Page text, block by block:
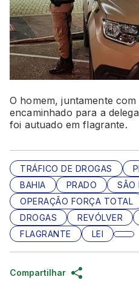
O homem, juntamente
encaminhado para a
foi autuado em flagrante.
TRÁFICO DE DROGAS
BAHIA
PRADO SÃO
OPERAÇÃO FORÇA TOTAL
DROGAS
REVÓLVER
FLAGRANTE
LEI
Compartilhar